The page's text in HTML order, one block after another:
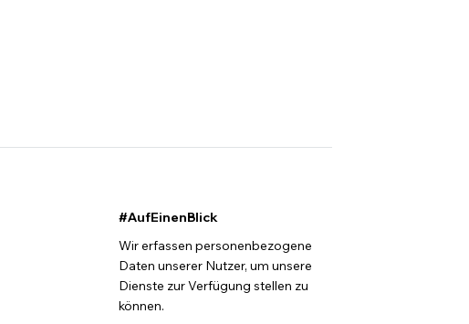
#AufEinenBlick
Wir erfassen personenbezogene
Daten unserer Nutzer, um unsere
Dienste zur Verfügung stellen zu
können.